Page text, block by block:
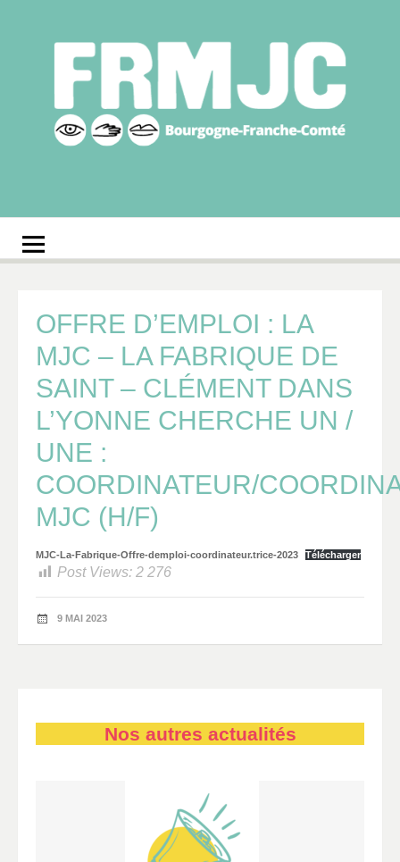
régionale des MJC
Bourgogne-Franche-
OFFRE D’EMPLOI : LA
MJC – LA FABRIQUE DE
SAINT – CLÉMENT DANS
L’YONNE CHERCHE UN /
UNE :
COORDINATEUR/
MJC (H/F)
MJC-La-Fabrique-Offre-demploi-coordinateur.trice-2023 Télécharger
Post Views: 2 276
9 MAI 2023
Nos autres actualités